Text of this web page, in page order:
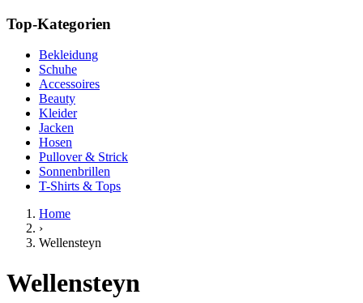
Top-Kategorien
Bekleidung
Schuhe
Accessoires
Beauty
Kleider
Jacken
Hosen
Pullover & Strick
Sonnenbrillen
T-Shirts & Tops
Home
›
Wellensteyn
Wellensteyn